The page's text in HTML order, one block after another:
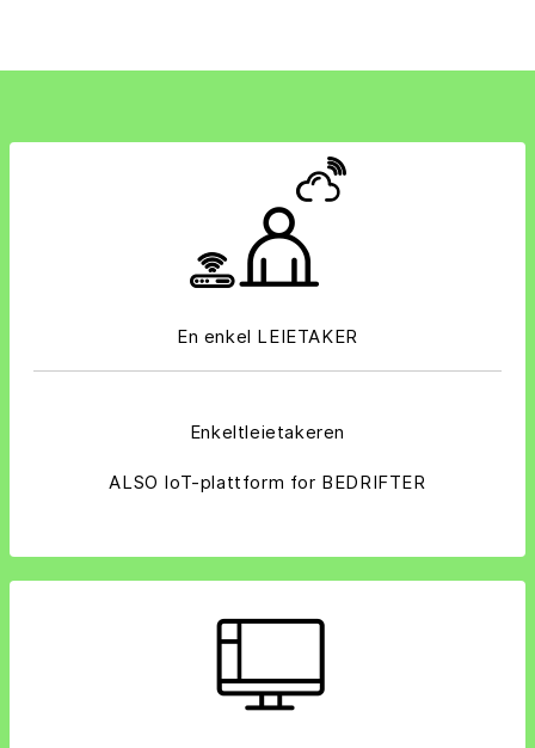
En enkel LEIETAKER
Enkeltleietakeren
ALSO IoT-plattform for BEDRIFTER